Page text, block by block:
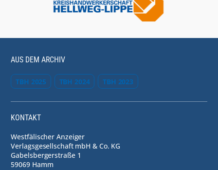
AUS DEM ARCHIV
TBH 2025 TBH 2024 TBH 2023
KONTAKT
Westfälischer Anzeiger
Verlagsgesellschaft mbH & Co. KG
Gabelsbergerstraße 1
59069 Hamm